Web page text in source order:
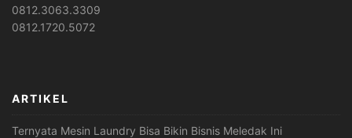
0812.3063.3309
0812.1720.5072
ARTIKEL
Ternyata Mesin Laundry Bisa Bikin Bisnis Meledak Ini